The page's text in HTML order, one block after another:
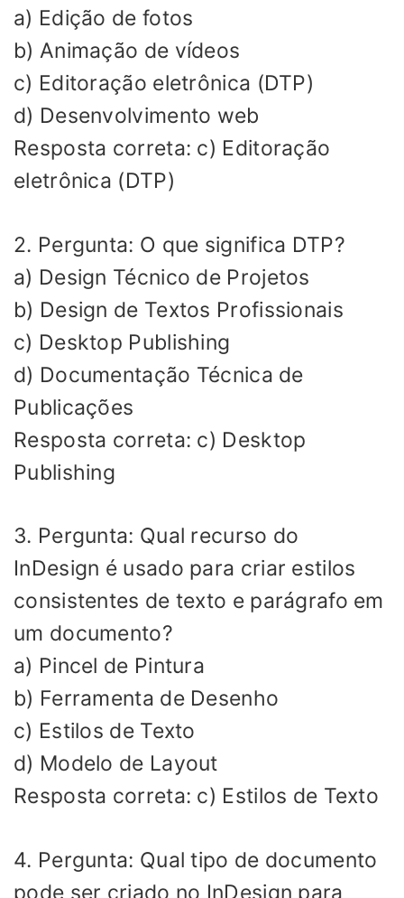
a) Edição de fotos
b) Animação de vídeos
c) Editoração eletrônica (DTP)
d) Desenvolvimento web
Resposta correta: c) Editoração
eletrônica (DTP)
2. Pergunta: O que significa DTP?
a) Design Técnico de Projetos
b) Design de Textos Profissionais
c) Desktop Publishing
d) Documentação Técnica de
Publicações
Resposta correta: c) Desktop
Publishing
3. Pergunta: Qual recurso do
InDesign é usado para criar estilos
consistentes de texto e parágrafo em
um documento?
a) Pincel de Pintura
b) Ferramenta de Desenho
c) Estilos de Texto
d) Modelo de Layout
Resposta correta: c) Estilos de Texto
4. Pergunta: Qual tipo de documento
pode ser criado no InDesign para